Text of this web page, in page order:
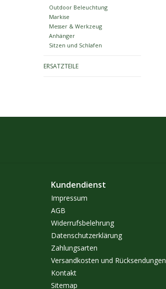
Outdoor Beleuchtung
Markise
Messer & Werkzeug
Anhänger
Sitzen und Schlafen
ERSATZTEILE
Kundendienst
Impressum
AGB
Widerrufsbelehrung
Datenschutzerklärung
Zahlungsarten
Versandkosten und Rücksendungen
Kontakt
Sitemap